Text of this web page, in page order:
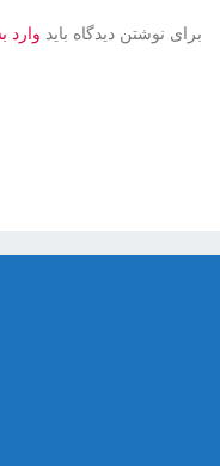
برای نوشتن دیدگاه باید وارد